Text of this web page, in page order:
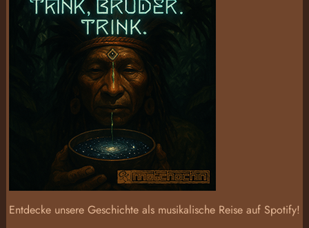
Entdecke unsere Geschichte als musikalische Reise auf Spotify!